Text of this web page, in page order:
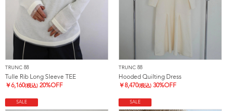
TRUNC 88
Tulle Rib Long Sleeve TEE
￥6,160(税込) 20%OFF
TRUNC 88
Hooded Quilting Dress
￥8,470(税込) 30%OFF
SALE SALE